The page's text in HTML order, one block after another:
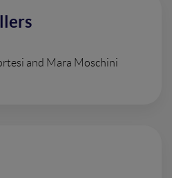
and Mara Moschini